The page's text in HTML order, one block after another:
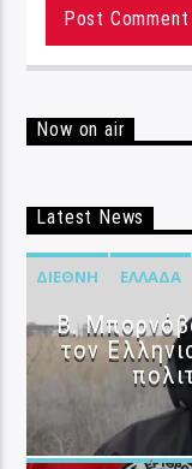
Now on air
Latest News
ΔΙΕΘΝΉ ΕΛΛΆΔΑ
B.
τον